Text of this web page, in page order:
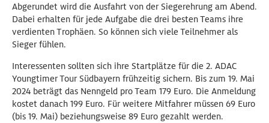
Abgerundet wird die Ausfahrt von der Siegerehrung am Abend.
Dabei erhalten für jede Aufgabe die drei besten Teams ihre
verdienten Trophäen. So können sich viele Teilnehmer als
Sieger fühlen.
Interessenten sollten sich ihre Startplätze für die 2. ADAC
Youngtimer Tour Südbayern frühzeitig sichern. Bis zum 19. Mai
2024 beträgt das Nenngeld pro Team 179 Euro. Die Anmeldung
kostet danach 199 Euro. Für weitere Mitfahrer müssen 69 Euro
(bis 19. Mai) beziehungsweise 89 Euro gezahlt werden.